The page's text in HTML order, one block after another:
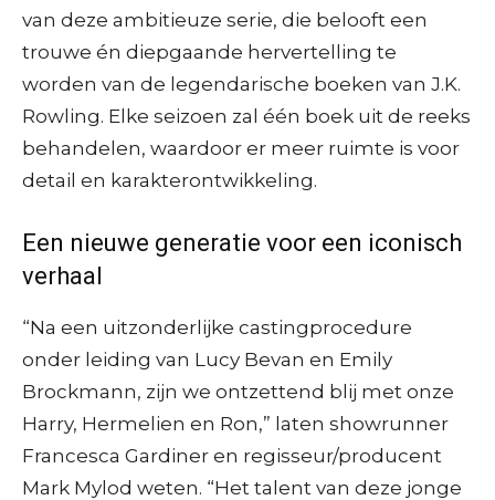
van deze ambitieuze serie, die belooft een
trouwe én diepgaande hervertelling te
worden van de legendarische boeken van J.K.
Rowling. Elke seizoen zal één boek uit de reeks
behandelen, waardoor er meer ruimte is voor
detail en karakterontwikkeling.
Een nieuwe generatie voor een iconisch
verhaal
“Na een uitzonderlijke castingprocedure
onder leiding van Lucy Bevan en Emily
Brockmann, zijn we ontzettend blij met onze
Harry, Hermelien en Ron,” laten showrunner
Francesca Gardiner en regisseur/producent
Mark Mylod weten. “Het talent van deze jonge